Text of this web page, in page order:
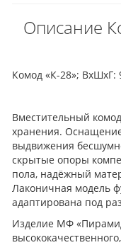
Описание
Комод «К-28»; ВхШхГ:
Вместительный
хранения.
выдвижения
скрытые опоры
пола, надёжный
Лаконичная модель
адаптирована под
Изделие МФ